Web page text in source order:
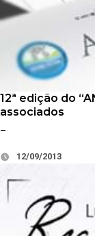
12ª edição do
associados
–
12/09/2013